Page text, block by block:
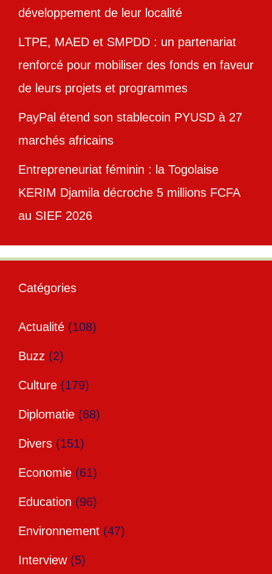
développement de leur localité
LTPE, MAED et SMPDD : un partenariat
renforcé pour mobiliser des fonds en faveur
de leurs projets et programmes
PayPal étend son stablecoin PYUSD à 27
marchés africains
Entrepreneuriat féminin : la Togolaise
KERIM Djamila décroche 5 millions FCFA
au SIEF 2026
Catégories
Actualité (108)
Buzz (2)
Culture (179)
Diplomatie (68)
Divers (151)
Economie (61)
Education (96)
Environnement (47)
Interview(5)